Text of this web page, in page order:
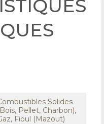
Solides
Pellet, Charbon),
Fioul (Mazout)